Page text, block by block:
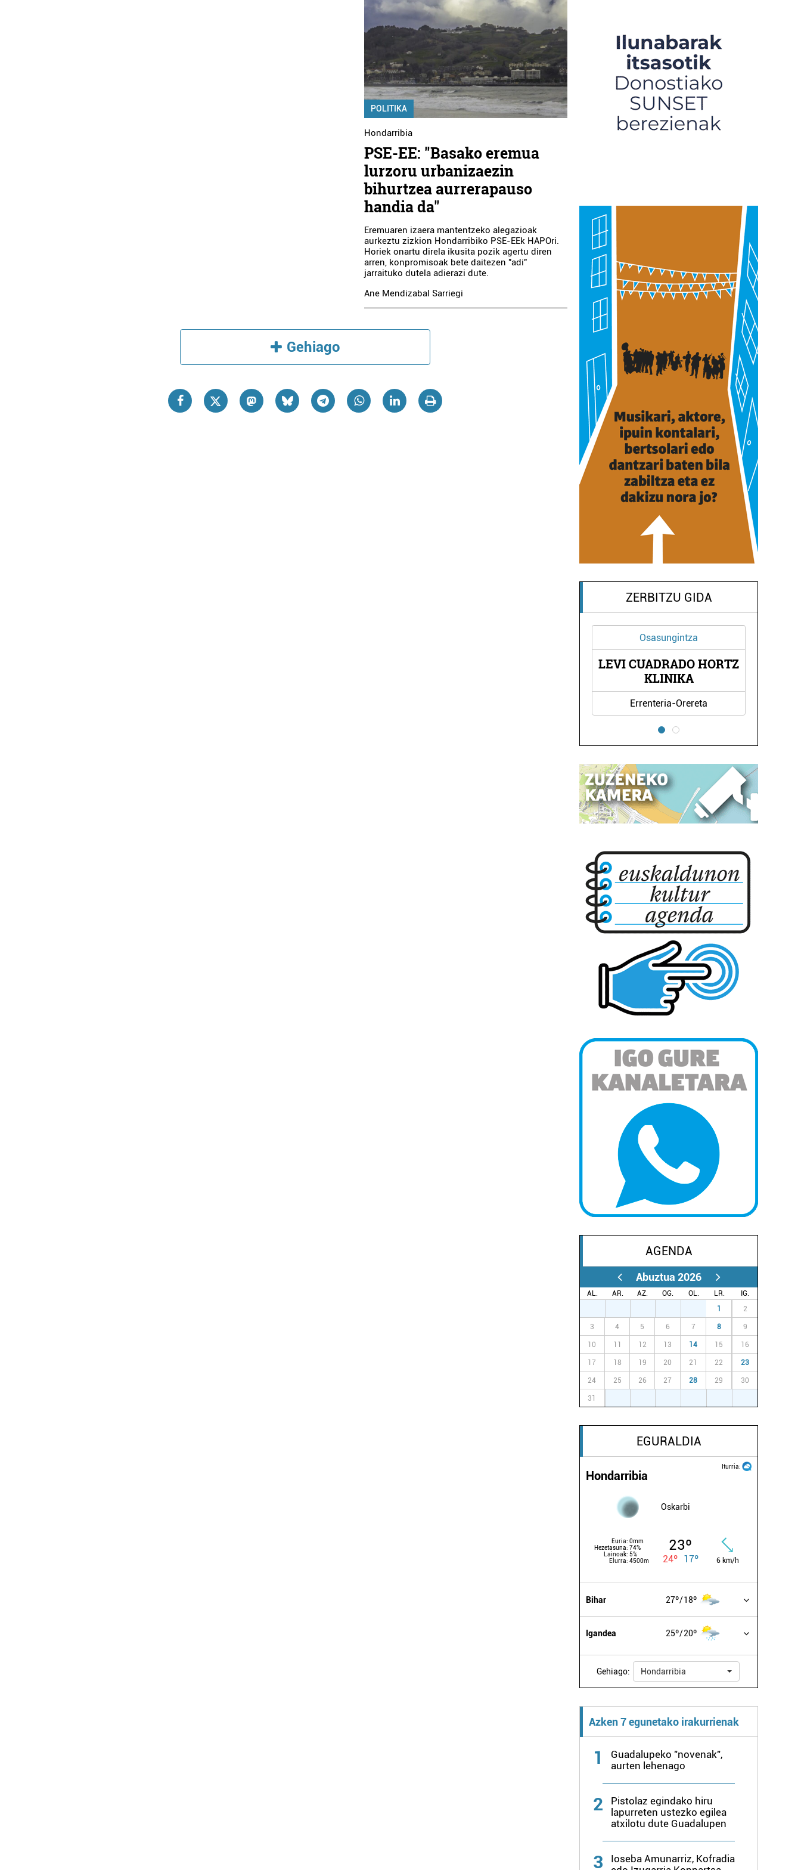
POLITIKA
Hondarribia
PSE-EE: "Basako eremua
lurzoru urbanizaezin
bihurtzea aurrerapauso
handia da"
Eremuaren izaera mantentzeko alegazioak
aurkeztu zizkion Hondarribiko PSE-EEk HAPOri.
Horiek onartu direla ikusita pozik agertu diren
arren, konpromisoak bete daitezen "adi"
jarraituko dutela adierazi dute.
Ane Mendizabal Sarriegi
Gehiago
ZERBITZU GIDA
Osasungintza
LEVI CUADRADO HORTZ
KLINIKA
Errenteria-Orereta
AGENDA
Abuztua 2026
AL. AR. AZ. OG. OL. LR.
IG.
1 2
3 4 5 6 7 8 9
10 11 12 13 14 15 16
17 18 19 20 21 22 23
24 25 26 27 28 29 30
31
EGURALDIA
Iturria:
Hondarribia
Oskarbi
Euria: 0mm
Hezetasuna: 74%
Lainoak: 5%
Elurra: 4500m
23º
24º 17º 6 km/h
Bihar 27º 18º
Igandea 25º 20º
Gehiago: Hondarribia
Azken 7 egunetako irakurrienak
1
Guadalupeko "novenak",
aurten lehenago
2
Pistolaz egindako hiru
lapurreten ustezko egilea
atxilotu dute Guadalupen
3
Ioseba Amunarriz, Kofradia